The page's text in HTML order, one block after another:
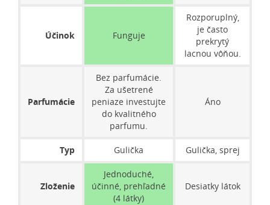
Účinok Funguje
Rozporuplný,
je často
prekrytý
lacnou vôňou.
Parfumácie
Bez parfumácie.
Za ušetrené
peniaze investujte
do kvalitného
parfumu.
Áno
Typ Gulička Gulička, sprej
Zloženie
Jednoduché,
účinné, prehľadné
(4 látky)
Desiatky látok